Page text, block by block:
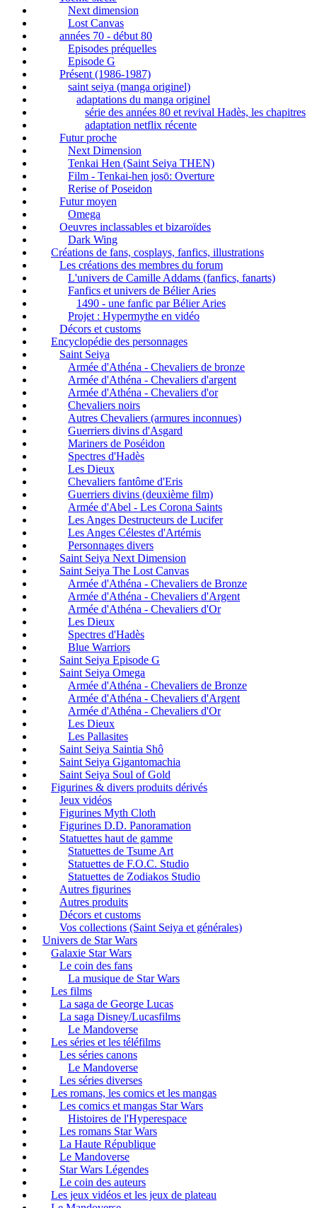
Next dimension
Lost Canvas
années 70 - début 80
Episodes préquelles
Episode G
Présent (1986-1987)
saint seiya (manga originel)
adaptations du manga originel
série des années 80 et revival Hadès, les chapitres
adaptation netflix récente
Futur proche
Next Dimension
Tenkai Hen (Saint Seiya THEN)
Film - Tenkai-hen josō: Overture
Rerise of Poseidon
Futur moyen
Omega
Oeuvres inclassables et bizaroïdes
Dark Wing
Créations de fans, cosplays, fanfics, illustrations
Les créations des membres du forum
L'univers de Camille Addams (fanfics, fanarts)
Fanfics et univers de Bélier Aries
1490 - une fanfic par Bélier Aries
Projet : Hypermythe en vidéo
Décors et customs
Encyclopédie des personnages
Saint Seiya
Armée d'Athéna - Chevaliers de bronze
Armée d'Athéna - Chevaliers d'argent
Armée d'Athéna - Chevaliers d'or
Chevaliers noirs
Autres Chevaliers (armures inconnues)
Guerriers divins d'Asgard
Mariners de Poséidon
Spectres d'Hadès
Les Dieux
Chevaliers fantôme d'Eris
Guerriers divins (deuxième film)
Armée d'Abel - Les Corona Saints
Les Anges Destructeurs de Lucifer
Les Anges Célestes d'Artémis
Personnages divers
Saint Seiya Next Dimension
Saint Seiya The Lost Canvas
Armée d'Athéna - Chevaliers de Bronze
Armée d'Athéna - Chevaliers d'Argent
Armée d'Athéna - Chevaliers d'Or
Les Dieux
Spectres d'Hadès
Blue Warriors
Saint Seiya Episode G
Saint Seiya Omega
Armée d'Athéna - Chevaliers de Bronze
Armée d'Athéna - Chevaliers d'Argent
Armée d'Athéna - Chevaliers d'Or
Les Dieux
Les Pallasites
Saint Seiya Saintia Shô
Saint Seiya Gigantomachia
Saint Seiya Soul of Gold
Figurines & divers produits dérivés
Jeux vidéos
Figurines Myth Cloth
Figurines D.D. Panoramation
Statuettes haut de gamme
Statuettes de Tsume Art
Statuettes de F.O.C. Studio
Statuettes de Zodiakos Studio
Autres figurines
Autres produits
Décors et customs
Vos collections (Saint Seiya et générales)
Univers de Star Wars
Galaxie Star Wars
Le coin des fans
La musique de Star Wars
Les films
La saga de George Lucas
La saga Disney/Lucasfilms
Le Mandoverse
Les séries et les téléfilms
Les séries canons
Le Mandoverse
Les séries diverses
Les romans, les comics et les mangas
Les comics et mangas Star Wars
Histoires de l'Hyperespace
Les romans Star Wars
La Haute République
Le Mandoverse
Star Wars Légendes
Le coin des auteurs
Les jeux vidéos et les jeux de plateau